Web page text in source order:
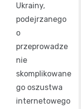
Ukrainy,
podejrzanego
o
przeprowadze
nie
skomplikowane
go oszustwa
internetowego